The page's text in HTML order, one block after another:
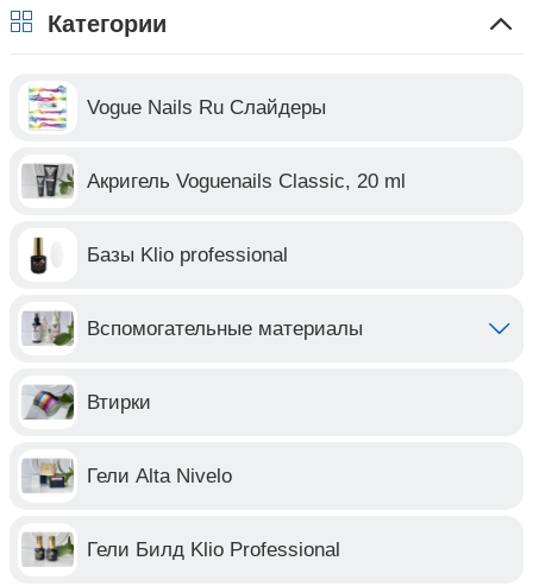
Категории
Vogue Nails Ru Слайдеры
Акригель Voguenails Classic, 20 ml
Базы Klio professional
Вспомогательные материалы
Втирки
Гели Alta Nivelo
Гели Билд Klio Professional